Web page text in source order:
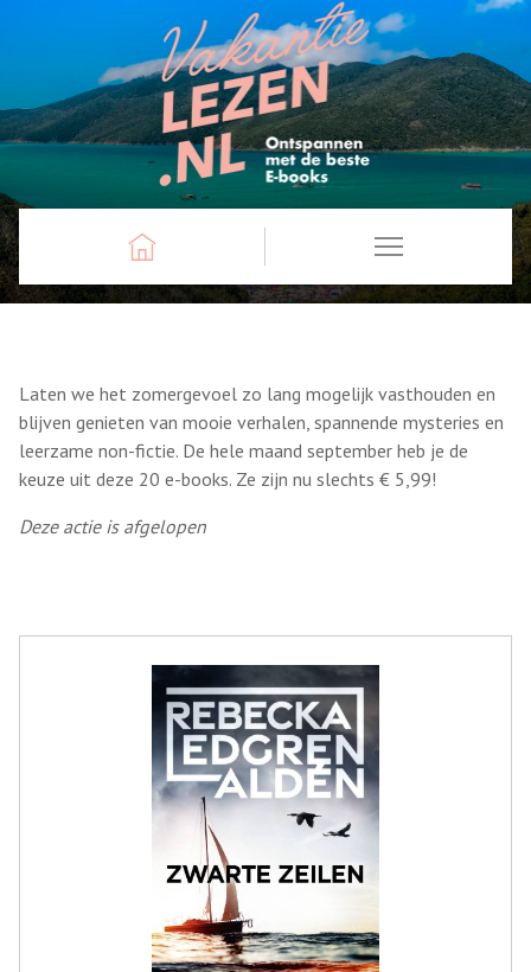
Laten we het zomergevoel zo lang mogelijk vasthouden en
blijven genieten van mooie verhalen, spannende mysteries en
leerzame non-fictie. De hele maand september heb je de
keuze uit deze 20 e-books. Ze zijn nu slechts € 5,99!
Deze actie is afgelopen